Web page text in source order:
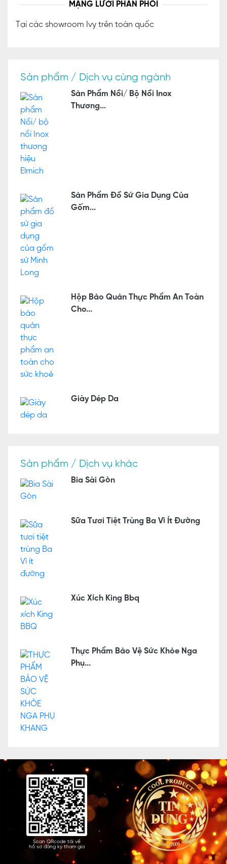
MẠNG LƯỚI PHÂN PHỐI
Tại các showroom Ivy trên toàn quốc
Sản phẩm / Dịch vụ cùng ngành
Sản Phẩm Nồi/ Bộ Nồi Inox
Thương...
Sản Phẩm Đồ Sứ Gia Dụng Của
Gốm...
Hộp Bảo Quản Thực Phẩm An Toàn
Cho...
Giày Dép Da
Sản phẩm / Dịch vụ khác
Bia Sài Gòn
Sữa Tươi Tiệt Trùng Ba Vì Ít Đường
Xúc Xích King Bbq
Thực Phẩm Bảo Vệ Sức Khỏe Nga
Phụ...
Scan QRcode tải về
hồ sơ đăng ký tham gia